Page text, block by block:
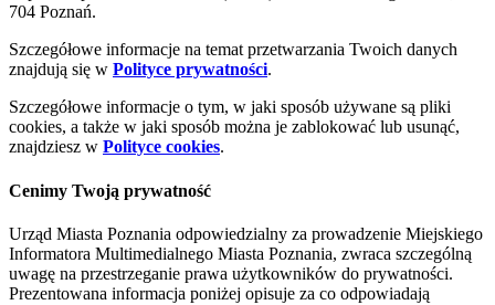
704 Poznań.
Szczegółowe informacje na temat przetwarzania Twoich danych
znajdują się w Polityce prywatności.
Szczegółowe informacje o tym, w jaki sposób używane są pliki
cookies, a także w jaki sposób można je zablokować lub usunąć,
znajdziesz w Polityce cookies.
Cenimy Twoją prywatność
Urząd Miasta Poznania odpowiedzialny za prowadzenie Miejskiego
Informatora Multimedialnego Miasta Poznania, zwraca szczególną
uwagę na przestrzeganie prawa użytkowników do prywatności.
Prezentowana informacja poniżej opisuje za co odpowiadają